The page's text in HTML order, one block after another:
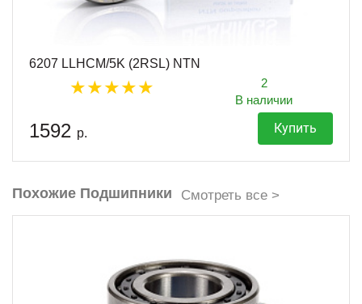
6207 LLHCM/5K (2RSL) NTN
2
В наличии
1592 р. Купить
Похожие Подшипники Смотреть все >